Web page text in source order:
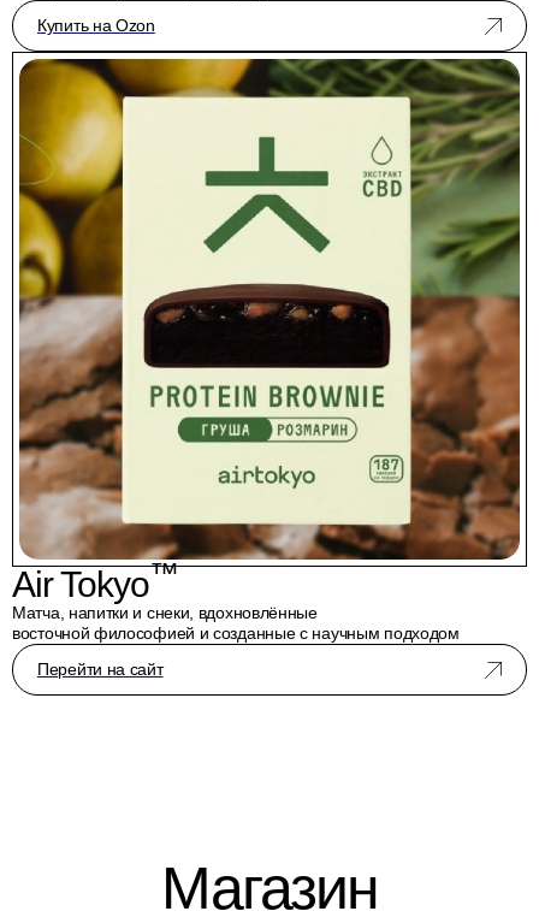
Купить на Ozon
Air Tokyo™
Матча, напитки и снеки, вдохновлённые
восточной философией и созданные с научным подходом
Перейти на сайт
Магазин